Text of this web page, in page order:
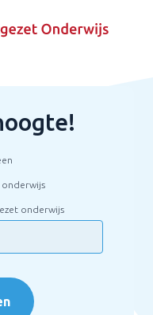
onderwijs
onderwijs